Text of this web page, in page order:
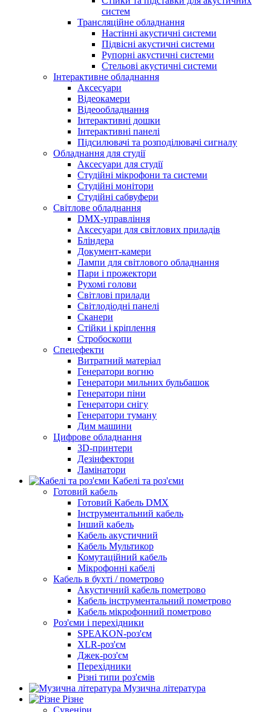
систем
Трансляційне обладнання
Настінні акустичні системи
Підвісні акустичні системи
Рупорні акустичні системи
Стельові акустичні системи
Інтерактивне обладнання
Аксесуари
Відеокамери
Відеообладнання
Інтерактивні дошки
Інтерактивні панелі
Підсилювачі та розподілювачі сигналу
Обладнання для студії
Аксесуари для студії
Студійні мікрофони та системи
Студійні монітори
Студійні сабвуфери
Світлове обладнання
DMX-управління
Аксесуари для світлових приладів
Бліндера
Документ-камери
Лампи для світлового обладнання
Пари і прожектори
Рухомі голови
Світлові прилади
Світлодіодні панелі
Сканери
Стійки і кріплення
Стробоскопи
Спецефекти
Витратний матеріал
Генератори вогню
Генератори мильних бульбашок
Генератори піни
Генератори снігу
Генератори туману
Дим машини
Цифрове обладнання
3D-принтери
Дезінфектори
Ламінатори
Кабелі та роз'єми
Готовий кабель
Готовий Кабель DMX
Інструментальний кабель
Інший кабель
Кабель акустичний
Кабель Мультикор
Комутаційний кабель
Мікрофонні кабелі
Кабель в бухті / пометрово
Акустичний кабель пометрово
Кабель інструментальний пометрово
Кабель мікрофонний пометрово
Роз'єми і перехідники
SPEAKON-роз'єм
XLR-роз'єм
Джек-роз'єм
Перехідники
Різні типи роз'ємів
Музична література
Різне
Сувеніри